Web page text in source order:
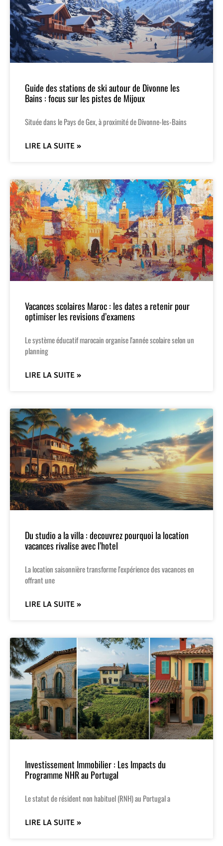
Guide des stations de ski autour de Divonne les
Bains : focus sur les pistes de Mijoux
Située dans le Pays de Gex, à proximité de Divonne-les-Bains
LIRE LA SUITE »
Vacances scolaires Maroc : les dates a retenir pour
optimiser les revisions d’examens
Le système éducatif marocain organise l'année scolaire selon un
planning
LIRE LA SUITE »
Du studio a la villa : decouvrez pourquoi la location
vacances rivalise avec l’hotel
La location saisonnière transforme l'expérience des vacances en
offrant une
LIRE LA SUITE »
Investissement Immobilier : Les Impacts du
Programme NHR au Portugal
Le statut de résident non habituel (RNH) au Portugal a
LIRE LA SUITE »